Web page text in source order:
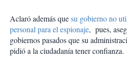
Aclaró además quesu gobierno no
personal para el espionaje, pues,
gobiernos pasados que su
pidió a la ciudadanía tener confianza.